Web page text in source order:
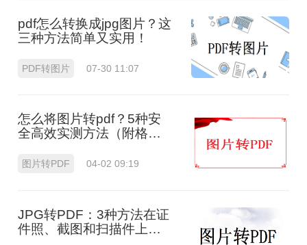
pdf怎么转换成jpg图片？这
三种方法简单又实用！
PDF转图片 07-30 11:07
怎么将图片转pdf？5种安
全高效实测方法（附格式
图片转PDF 04-02 09:19
JPG转PDF：3种方法在证
件照、截图和扫描件上的